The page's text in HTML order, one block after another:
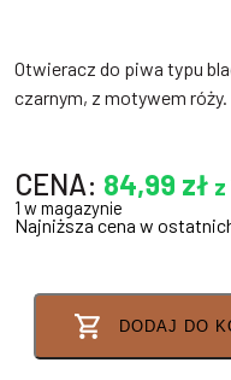
Otwieracz do piwa typu
czarnym, z motywem róży.
CENA: 84,99 zł z
1 w magazynie
Najniższa cena w
DODAJ DO